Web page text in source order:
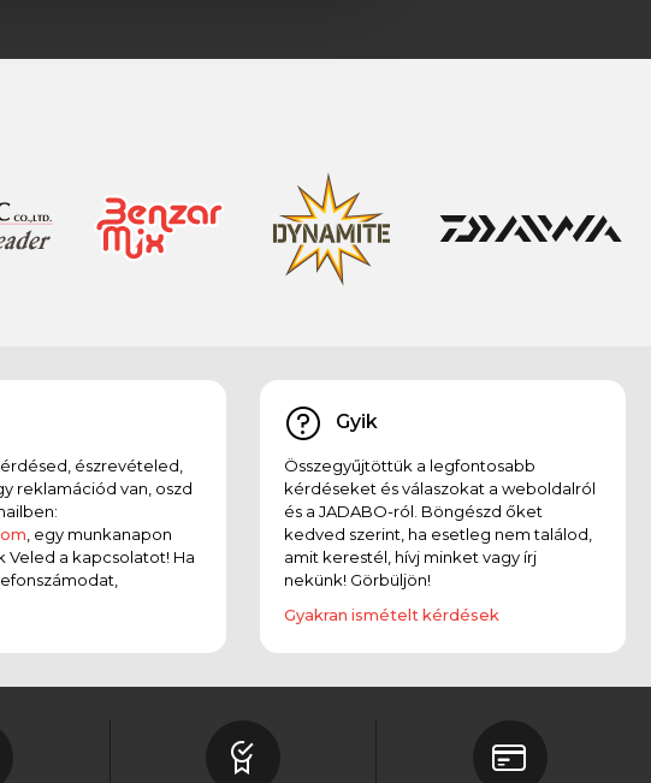
észrevételed,
reklamációd van, oszd
, egy munkanapon
Veled a kapcsolatot! Ha
Gyik
Összegyűjtöttük a legfontosabb
kérdéseket és válaszokat a weboldalról
és a JADABO-ról. Böngészd őket
kedved szerint, ha esetleg nem találod,
amit kerestél, hívj minket vagy írj
nekünk! Görbüljön!
Gyakran ismételt kérdések